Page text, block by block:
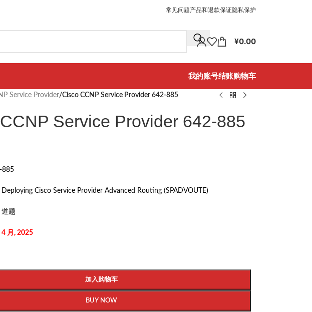
常见问题产品和退款保证隐私保护
¥0.00
我的账号结账购物车
Service Provider/Cisco CCNP Service Provider 642-885
Service Provider 642-885
885
Deploying Cisco Service Provider Advanced Routing (SPADVOUTE)
道题
4 月, 2025
加入购物车
BUY NOW